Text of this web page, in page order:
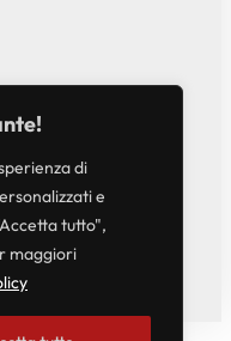
di
e
tutto",
maggiori